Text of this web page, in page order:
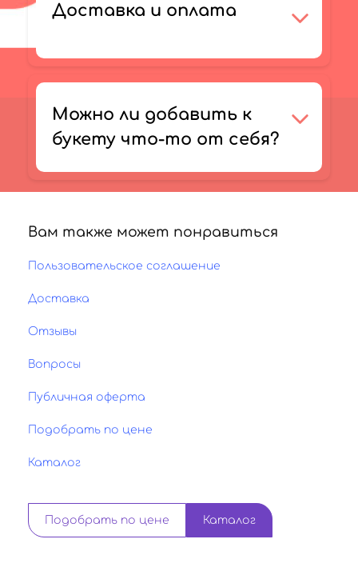
Доставка и оплата
Можно ли добавить к
букету что-то от себя?
Вам также может понравиться
Пользовательское соглашение
Доставка
Отзывы
Вопросы
Публичная оферта
Подобрать по цене
Каталог
Подобрать по цене Каталог